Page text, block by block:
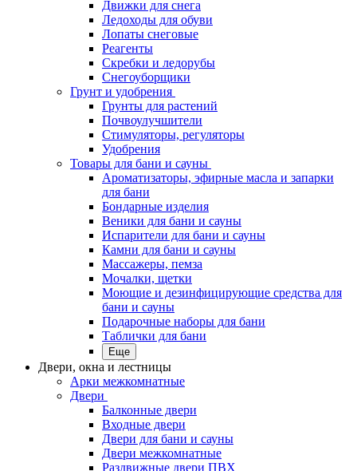
Движки для снега
Ледоходы для обуви
Лопаты снеговые
Реагенты
Скребки и ледорубы
Снегоуборщики
Грунт и удобрения
Грунты для растений
Почвоулучшители
Стимуляторы, регуляторы
Удобрения
Товары для бани и сауны
Ароматизаторы, эфирные масла и запарки
для бани
Бондарные изделия
Веники для бани и сауны
Испарители для бани и сауны
Камни для бани и сауны
Массажеры, пемза
Мочалки, щетки
Моющие и дезинфицирующие средства для
бани и сауны
Подарочные наборы для бани
Таблички для бани
Еще
Двери, окна и лестницы
Арки межкомнатные
Двери
Балконные двери
Входные двери
Двери для бани и сауны
Двери межкомнатные
Раздвижные двери ПВХ